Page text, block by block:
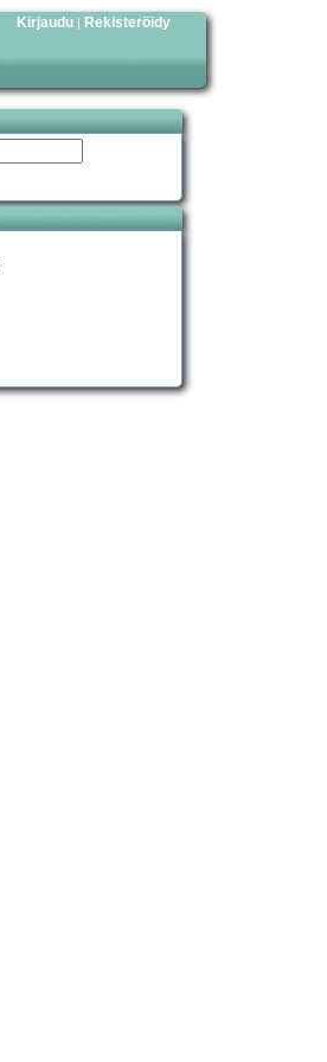
Kirjaudu | Rekisteröidy